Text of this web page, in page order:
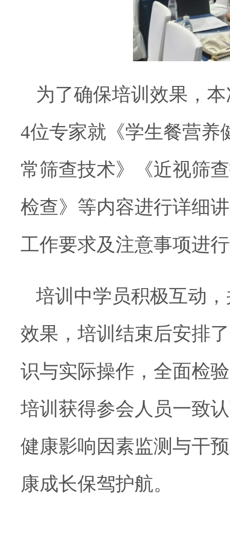
为了确保培训效果，
4位专家就《学生餐营养
常筛查技术》《近视筛
检查》等内容进行详细
工作要求及注意事项进
培训中学员积极互动
效果，培训结束后安排
识与实际操作，全面检
培训获得参会人员一致
健康影响因素监测与干
康成长保驾护航。